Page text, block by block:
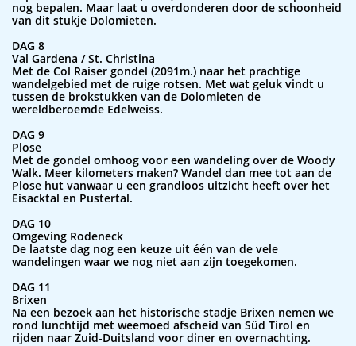
nog bepalen. Maar laat u overdonderen door de schoonheid
van dit stukje Dolomieten.
DAG 8
Val Gardena / St. Christina
Met de Col Raiser gondel (2091m.) naar het prachtige
wandelgebied met de ruige rotsen. Met wat geluk vindt u
tussen de brokstukken van de Dolomieten de
wereldberoemde Edelweiss.
DAG 9
Plose
Met de gondel omhoog voor een wandeling over de Woody
Walk. Meer kilometers maken? Wandel dan mee tot aan de
Plose hut vanwaar u een grandioos uitzicht heeft over het
Eisacktal en Pustertal.
DAG 10
Omgeving Rodeneck
De laatste dag nog een keuze uit één van de vele
wandelingen waar we nog niet aan zijn toegekomen.
DAG 11
Brixen
Na een bezoek aan het historische stadje Brixen nemen we
rond lunchtijd met weemoed afscheid van Süd Tirol en
rijden naar Zuid-Duitsland voor diner en overnachting.